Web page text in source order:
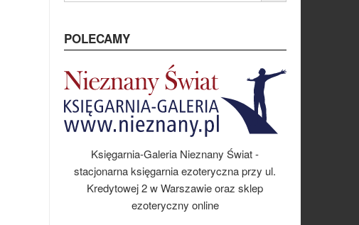
POLECAMY
Księgarnia-Galeria Nieznany Świat -
stacjonarna księgarnia ezoteryczna przy ul.
Kredytowej 2 w Warszawie oraz sklep
ezoteryczny online